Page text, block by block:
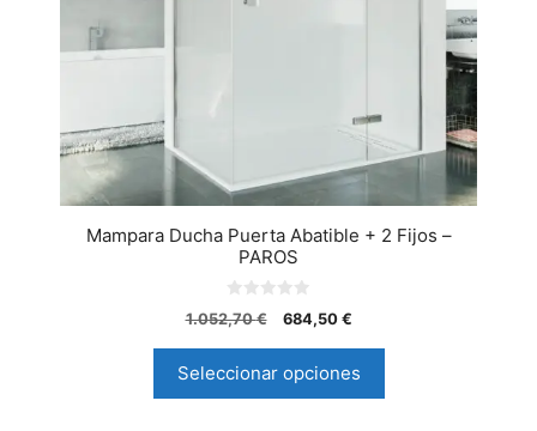
Mampara Ducha Puerta Abatible + 2 Fijos –
PAROS
0
d
5
1.052,70€ 684,50 €
Seleccionar opciones